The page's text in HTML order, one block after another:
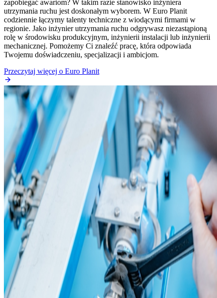
zapobiegać awariom? W takim razie stanowisko inżyniera
utrzymania ruchu jest doskonałym wyborem. W Euro Planit
codziennie łączymy talenty techniczne z wiodącymi firmami w
regionie. Jako inżynier utrzymania ruchu odgrywasz niezastąpioną
rolę w środowisku produkcyjnym, inżynierii instalacji lub inżynierii
mechanicznej. Pomożemy Ci znaleźć pracę, która odpowiada
Twojemu doświadczeniu, specjalizacji i ambicjom.
Przeczytaj więcej o Euro Planit